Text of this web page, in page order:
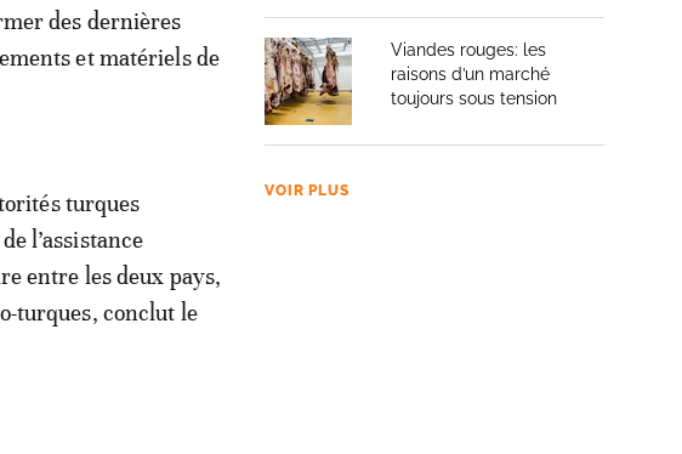
des dernières
et matériels de
turques
l’assistance
entre les deux pays,
turques, conclut le
Viandes rouges: les
raisons d’un marché
toujours sous tension
VOIR PLUS